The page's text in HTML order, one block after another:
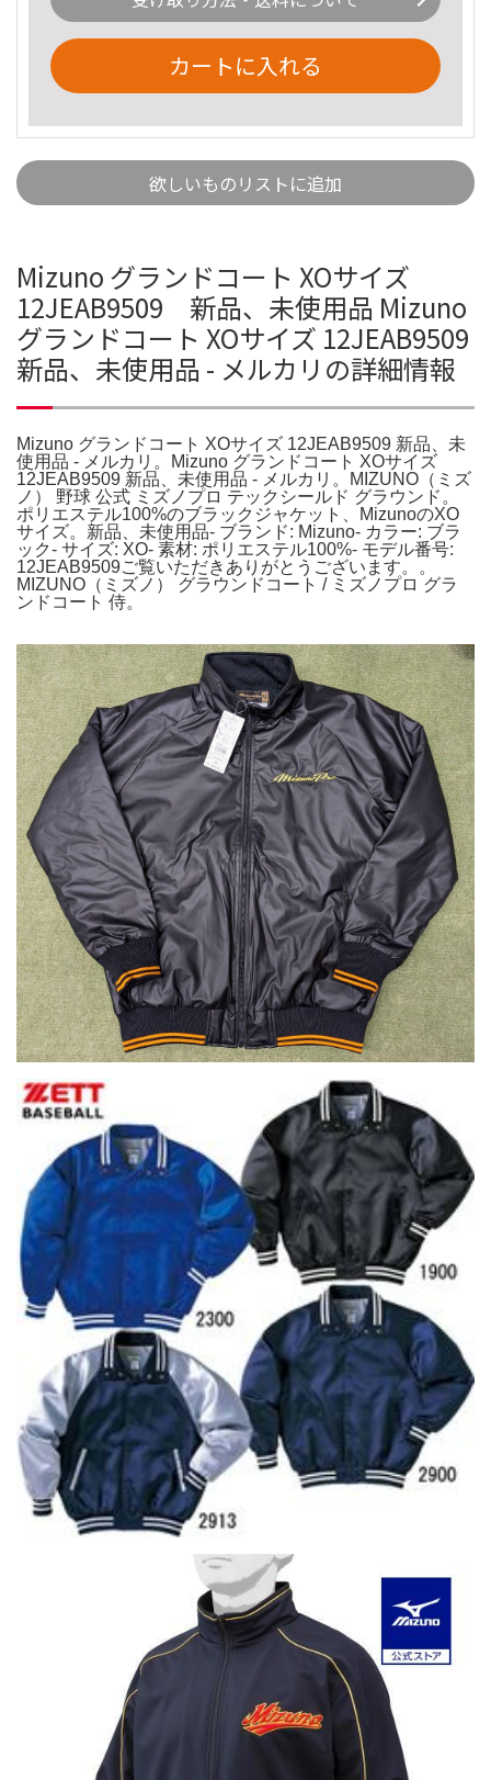
カートに入れる
欲しいものリストに追加
Mizuno グランドコート XOサイズ
12JEAB9509 新品、未使用品 Mizuno
グランドコート XOサイズ 12JEAB9509
新品、未使用品 - メルカリの詳細情報
Mizuno グランドコート XOサイズ 12JEAB9509 新品、未
使用品 - メルカリ。Mizuno グランドコート XOサイズ
12JEAB9509 新品、未使用品 - メルカリ。MIZUNO（ミズ
ノ） 野球 公式 ミズノプロ テックシールド グラウンド。
ポリエステル100%のブラックジャケット、MizunoのXO
サイズ。新品、未使用品- ブランド: Mizuno- カラー: ブラ
ック- サイズ: XO- 素材: ポリエステル100%- モデル番号:
12JEAB9509ご覧いただきありがとうございます。。
MIZUNO（ミズノ） グラウンドコート / ミズノプロ グラ
ンドコート 侍。